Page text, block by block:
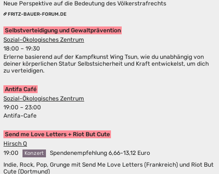
Neue Perspektive auf die Bedeutung des Völkerstrafrechts
FRITZ-BAUER-FORUM.DE
Selbstverteidigung und Gewaltprävention
Sozial-Ökologisches Zentrum
18:00 – 19:30
Erlerne basierend auf der Kampfkunst Wing Tsun, wie du unabhängig von
deiner körperlichen Statur Selbstsicherheit und Kraft entwickelst, um dich
zu verteidigen.
Antifa Café
Sozial-Ökologisches Zentrum
19:00 – 23:00
Antifa-Cafe
Send me Love Letters + Riot But Cute
Hirsch Q
19:00
Konzert
Spendenempfehlung 6,66-13,12 Euro
Indie, Rock, Pop, Grunge mit Send Me Love Letters (Frankreich) und Riot But
Cute (Dortmund)